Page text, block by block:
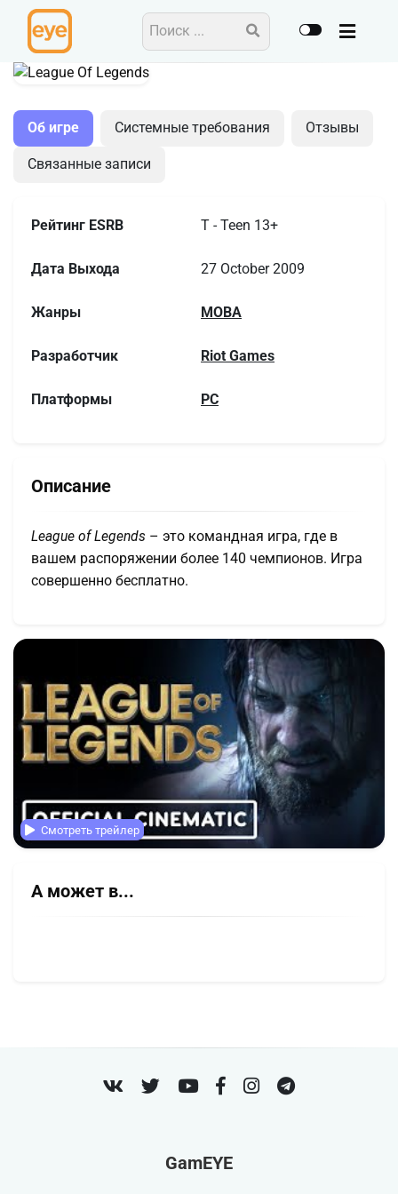
MOBA
Об игре Системные требования Отзывы
Связанные записи
Рейтинг ESRB T - Teen 13+
Дата Выхода 27 October 2009
Жанры MOBA
Разработчик Riot Games
Платформы PC
Описание
League of Legends – это командная игра, где в
вашем распоряжении более 140 чемпионов. Игра
совершенно бесплатно.
Смотреть трейлер
А может в...
GamEYE